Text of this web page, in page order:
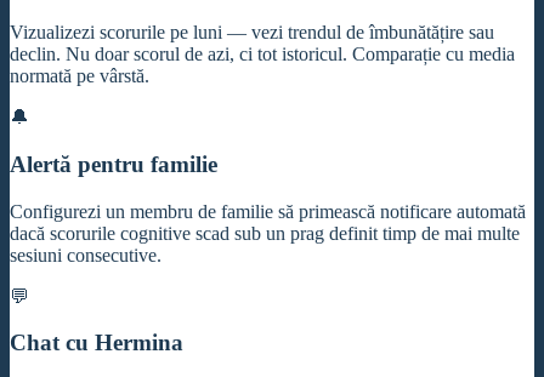
Vizualizezi scorurile pe luni — vezi trendul de îmbunătățire sau
declin. Nu doar scorul de azi, ci tot istoricul. Comparație cu media
normată pe vârstă.
🔔
Alertă pentru familie
Configurezi un membru de familie să primească notificare automată
dacă scorurile cognitive scad sub un prag definit timp de mai multe
sesiuni consecutive.
💬
Chat cu Hermina